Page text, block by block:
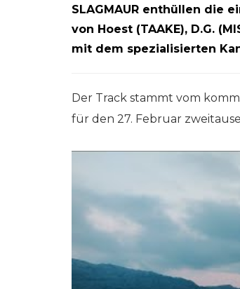
SLAGMAUR enthüllen die
von Hoest (TAAKE), D.G.
mit dem spezialisierten
Der Track stammt vom
für den 27. Februar